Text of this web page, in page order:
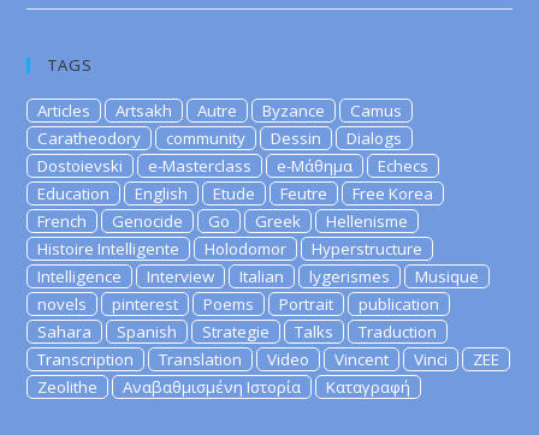
TAGS
Articles Artsakh Autre Byzance
Camus
Caratheodory
community Dessin
Dialogs
Dostoievski
e-Masterclass e-Μάθημα
Echecs
Education
English Etude Feutre
Free Korea
French
Genocide Go Greek
Hellenisme
Histoire Intelligente
Holodomor
Hyperstructure
Intelligence
Interview Italian lygerismes
Musique
novels
pinterest Poems Portrait
publication
Sahara
Spanish Strategie Talks
Traduction
Transcription
Translation Video Vincent Vinci
ZEE
Zeolithe
Αναβαθμισμένη Ιστορία Καταγραφή